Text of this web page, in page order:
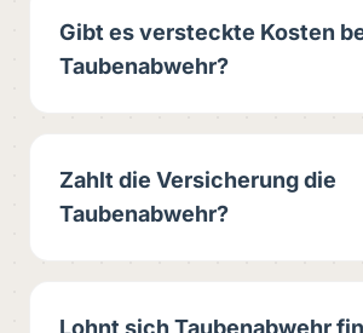
Gibt es versteckte Kosten
Taubenabwehr?
Zahlt die Versicherung die
Taubenabwehr?
Lohnt sich Taubenabwehr